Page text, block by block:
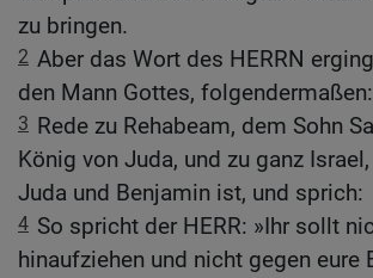
zu bringen.
2 Aber das Wort des HERRN
den Mann Gottes, folgendermaßen:
3 Rede zu Rehabeam, dem Sohn
König von Juda, und zu ganz
Juda und Benjamin ist, und sprich:
4 So spricht der HERR: »Ihr sollt
hinaufziehen und nicht gegen eure